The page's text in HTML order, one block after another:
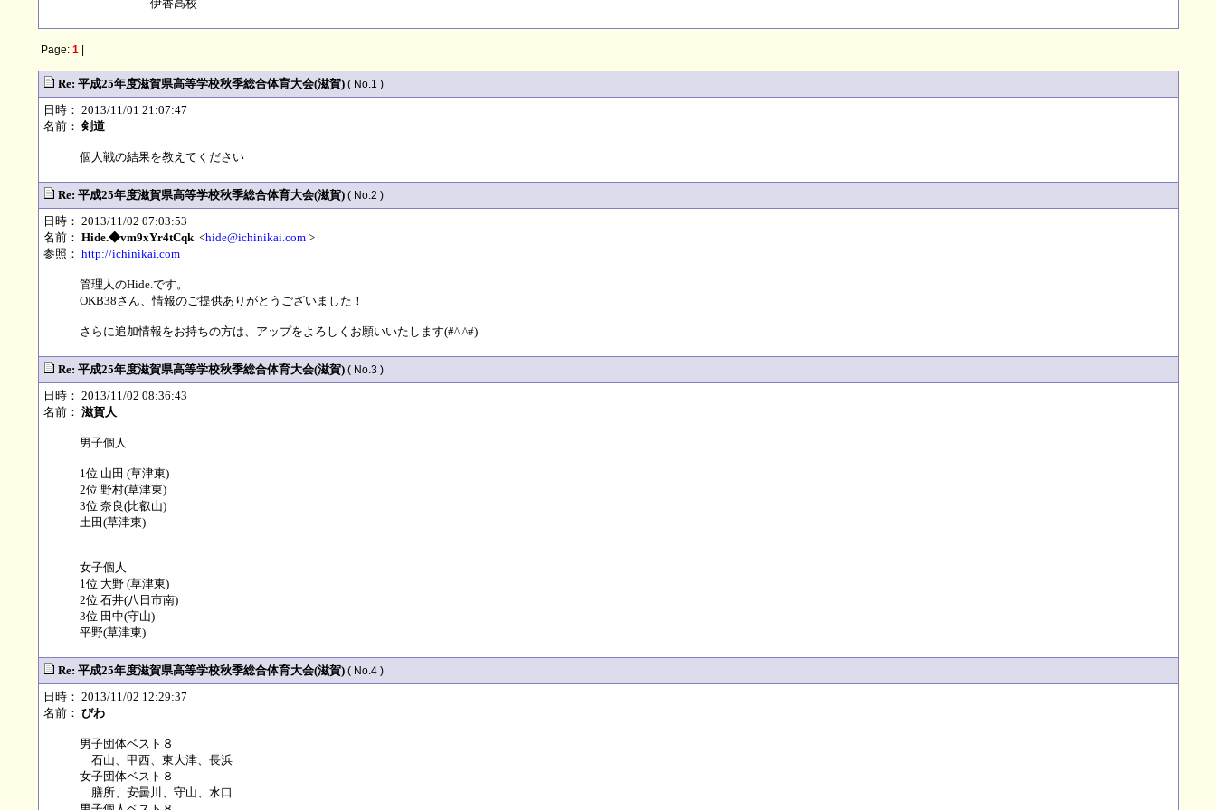
伊香高校
Page: 1|
Re: 平成25年度滋賀県高等学校秋季総合体育大会(滋賀) ( No.1 )
日時： 2013/11/01 21:07:47
名前： 剣道
個人戦の結果を教えてください
Re: 平成25年度滋賀県高等学校秋季総合体育大会(滋賀) ( No.2 )
日時： 2013/11/02 07:03:53
名前： Hide.◆vm9xYr4tCqk<hide@ichinikai.com >
参照： http://ichinikai.com
管理人のHide.です。
OKB38さん、情報のご提供ありがとうございました！
さらに追加情報をお持ちの方は、アップをよろしくお願いいたします(#^.^#)
Re: 平成25年度滋賀県高等学校秋季総合体育大会(滋賀) ( No.3 )
日時： 2013/11/02 08:36:43
名前： 滋賀人
男子個人
1位 山田 (草津東)
2位 野村(草津東)
3位 奈良(比叡山)
土田(草津東)
女子個人
1位 大野 (草津東)
2位 石井(八日市南)
3位 田中(守山)
平野(草津東)
Re: 平成25年度滋賀県高等学校秋季総合体育大会(滋賀) ( No.4 )
日時： 2013/11/02 12:29:37
名前： びわ
男子団体ベスト８
石山、甲西、東大津、長浜
女子団体ベスト８
膳所、安曇川、守山、水口